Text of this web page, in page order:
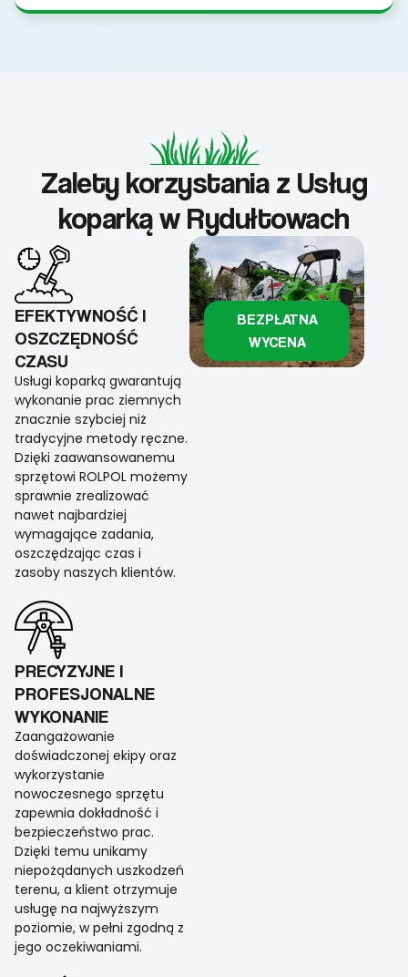
Zalety korzystania z Usług
koparką w Rydułtowach
EFEKTYWNOŚĆ I
OSZCZĘDNOŚĆ
CZASU
Usługi koparką gwarantują
wykonanie prac ziemnych
znacznie szybciej niż
tradycyjne metody ręczne.
Dzięki zaawansowanemu
sprzętowi ROLPOL możemy
sprawnie zrealizować
nawet najbardziej
wymagające zadania,
oszczędzając czas i
zasoby naszych klientów.
PRECYZYJNE I
PROFESJONALNE
WYKONANIE
Zaangażowanie
doświadczonej ekipy oraz
wykorzystanie
nowoczesnego sprzętu
zapewnia dokładność i
bezpieczeństwo prac.
Dzięki temu unikamy
niepożądanych uszkodzeń
terenu, a klient otrzymuje
usługę na najwyższym
poziomie, w pełni zgodną z
jego oczekiwaniami.
BEZPŁATNA
WYCENA